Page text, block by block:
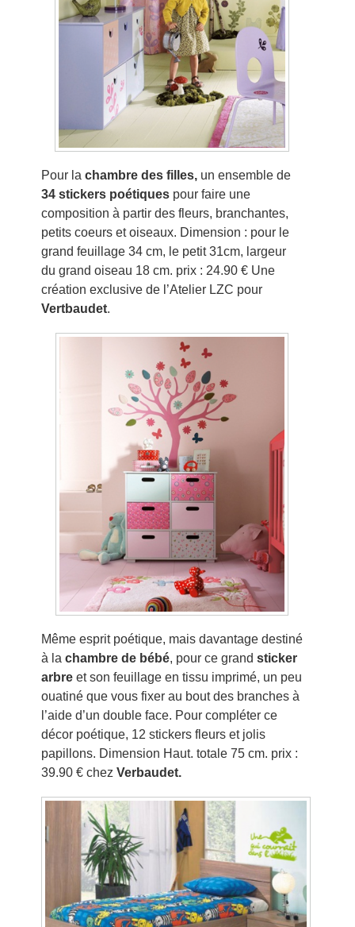
Pour la chambre des filles, un ensemble de
34 stickers poétiquespour faire une
composition à partir des fleurs, branchantes,
petits coeurs et oiseaux. Dimension : pour le
grand feuillage 34 cm, le petit 31cm, largeur
du grand oiseau 18 cm. prix : 24.90 € Une
création exclusive de l’Atelier LZC pour
Vertbaudet.
Même esprit poétique, mais davantage destiné
à la chambre de bébé, pour ce grand sticker
arbreet son feuillage en tissu imprimé, un peu
ouatiné que vous fixer au bout des branches à
l’aide d’un double face. Pour compléter ce
décor poétique, 12 stickers fleurs et jolis
papillons. Dimension Haut. totale 75 cm. prix :
39.90 € chez Verbaudet.